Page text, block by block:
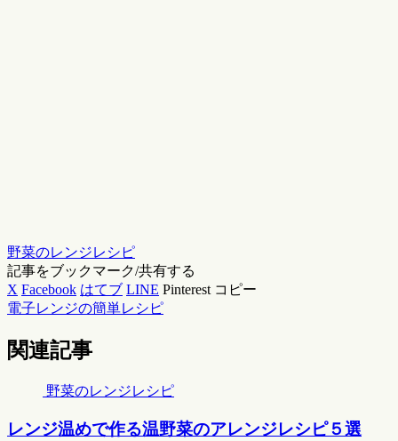
野菜のレンジレシピ
記事をブックマーク/共有する
X Facebook はてブ LINE Pinterest コピー
電子レンジの簡単レシピ
関連記事
野菜のレンジレシピ
レンジ温めで作る温野菜のアレンジレシピ５選